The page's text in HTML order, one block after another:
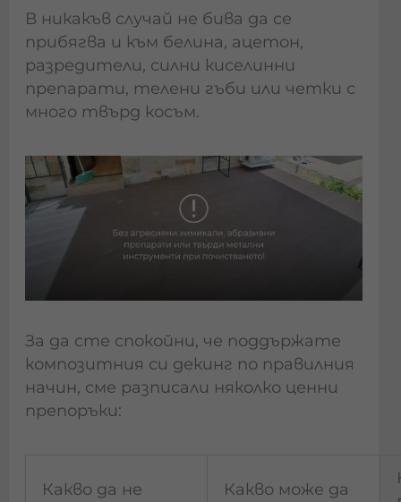
В никакъв случай не бива да се
прибягва и към белина, ацетон,
разредители, силни киселинни
препарати, телени гъби или четки с
много твърд косъм.
За да сте спокойни, че поддържате
композитния си декинг по правилния
начин, сме разписали няколко ценни
препоръки:
Какво да не Какво може да